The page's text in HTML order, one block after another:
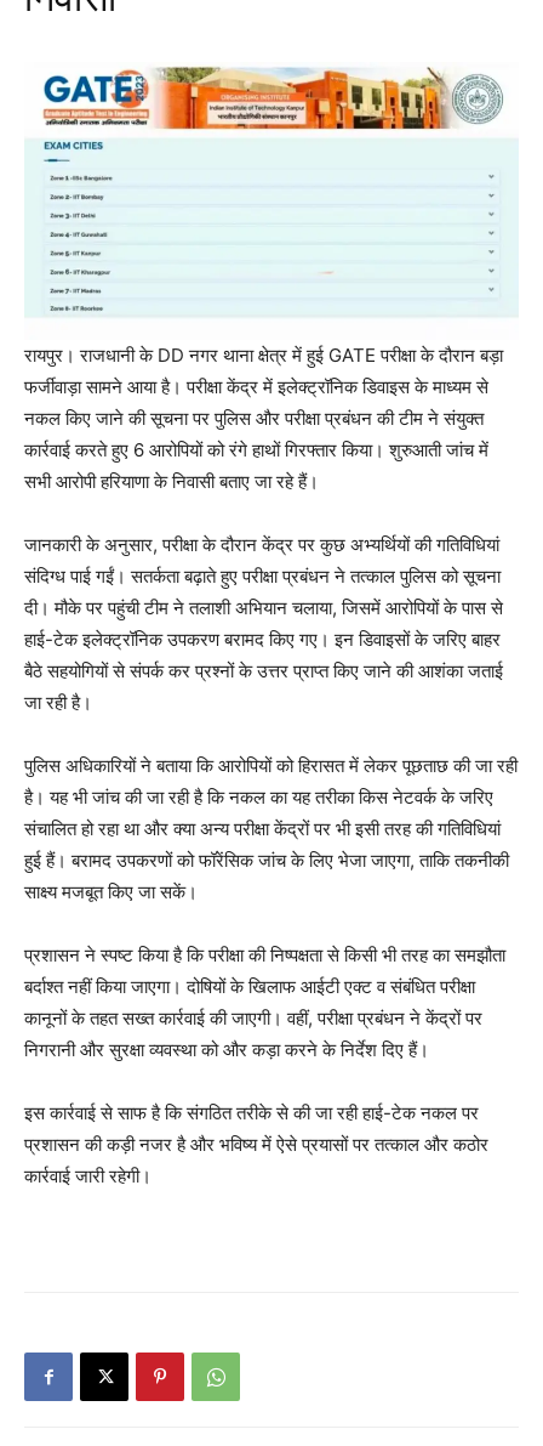
रायपुर। राजधानी के DD नगर थाना क्षेत्र में हुई GATE परीक्षा के दौरान बड़ा
फर्जीवाड़ा सामने आया है। परीक्षा केंद्र में इलेक्ट्रॉनिक डिवाइस के माध्यम से
नकल किए जाने की सूचना पर पुलिस और परीक्षा प्रबंधन की टीम ने संयुक्त
कार्रवाई करते हुए 6 आरोपियों को रंगे हाथों गिरफ्तार किया। शुरुआती जांच में
सभी आरोपी हरियाणा के निवासी बताए जा रहे हैं।
जानकारी के अनुसार, परीक्षा के दौरान केंद्र पर कुछ अभ्यर्थियों की गतिविधियां
संदिग्ध पाई गईं। सतर्कता बढ़ाते हुए परीक्षा प्रबंधन ने तत्काल पुलिस को सूचना
दी। मौके पर पहुंची टीम ने तलाशी अभियान चलाया, जिसमें आरोपियों के पास से
हाई-टेक इलेक्ट्रॉनिक उपकरण बरामद किए गए। इन डिवाइसों के जरिए बाहर
बैठे सहयोगियों से संपर्क कर प्रश्नों के उत्तर प्राप्त किए जाने की आशंका जताई
जा रही है।
पुलिस अधिकारियों ने बताया कि आरोपियों को हिरासत में लेकर पूछताछ की जा रही
है। यह भी जांच की जा रही है कि नकल का यह तरीका किस नेटवर्क के जरिए
संचालित हो रहा था और क्या अन्य परीक्षा केंद्रों पर भी इसी तरह की गतिविधियां
हुई हैं। बरामद उपकरणों को फॉरेंसिक जांच के लिए भेजा जाएगा, ताकि तकनीकी
साक्ष्य मजबूत किए जा सकें।
प्रशासन ने स्पष्ट किया है कि परीक्षा की निष्पक्षता से किसी भी तरह का समझौता
बर्दाश्त नहीं किया जाएगा। दोषियों के खिलाफ आईटी एक्ट व संबंधित परीक्षा
कानूनों के तहत सख्त कार्रवाई की जाएगी। वहीं, परीक्षा प्रबंधन ने केंद्रों पर
निगरानी और सुरक्षा व्यवस्था को और कड़ा करने के निर्देश दिए हैं।
इस कार्रवाई से साफ है कि संगठित तरीके से की जा रही हाई-टेक नकल पर
प्रशासन की कड़ी नजर है और भविष्य में ऐसे प्रयासों पर तत्काल और कठोर
कार्रवाई जारी रहेगी।